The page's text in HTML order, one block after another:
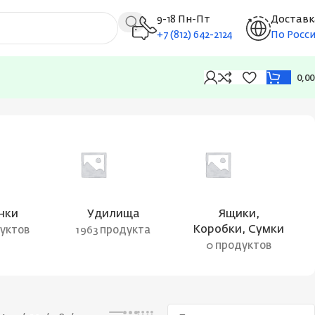
9-18 Пн-Пт
+7 (812) 642-2124
По
Удилища
1963 продукта
Ящики,
Коробки, Сумки
0 продуктов